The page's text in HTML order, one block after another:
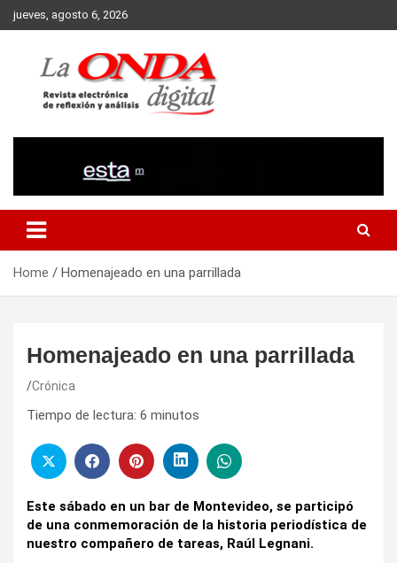
Skip
to
jueves, agosto 6, 2026
Home Homenajeado en una parrillada
Homenajeado en una parrillada
Crónica
Tiempo de lectura: 6 minutos
Este sábado en un bar de Montevideo, se participó
de una conmemoración de la historia periodística de
nuestro compañero de tareas, Raúl Legnani.